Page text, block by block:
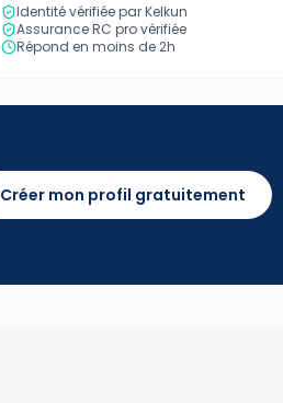
Identité vérifiée par Kelkun
Assurance RC pro vérifiée
Répond en moins de 2h
Créer mon profil gratuitement